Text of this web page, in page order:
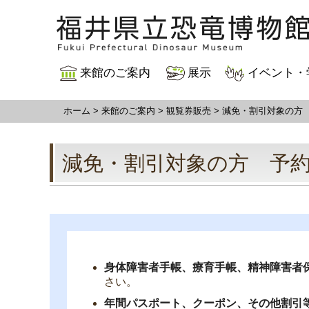
来館のご案内 展示 イベント
ホーム > 来館のご案内 > 観覧券販売 > 減免・割引対象の
減免・割引対象の方 予
身体障害者手帳、療育手帳、精神障害者
さい。
年間パスポート、クーポン、その他割引